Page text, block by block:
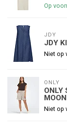
Op
JDY
JDY
Niet op
ONLY
ONLY
Niet op